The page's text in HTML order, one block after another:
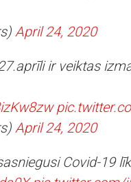
April 24, 2020
ir veiktas
April 24, 2020
Covid-19